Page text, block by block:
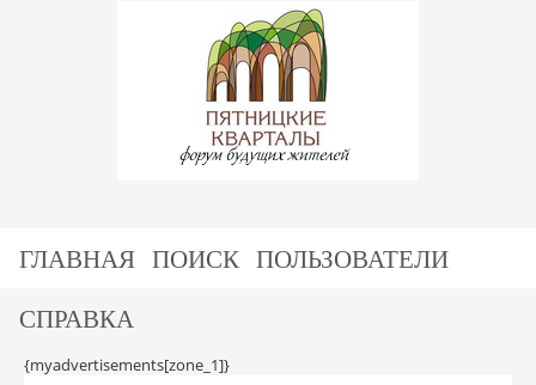
ГЛАВНАЯ ПОИСК ПОЛЬЗОВАТЕЛИ
СПРАВКА
{myadvertisements[zone_1]}